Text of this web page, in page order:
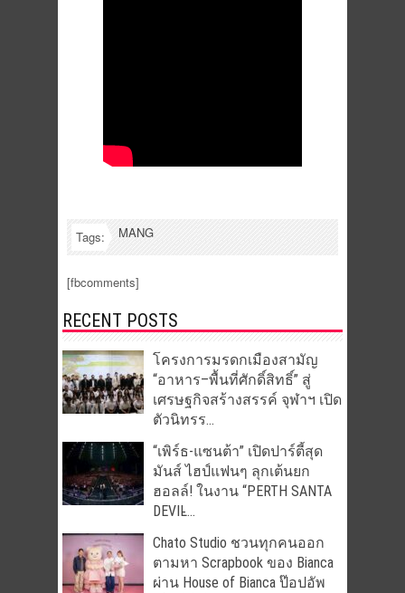
Tags: MANG
[fbcomments]
RECENT POSTS
โครงการมรดกเมืองสามัญ
“อาหาร–พื้นที่ศักดิ์สิทธิ์” สู่
เศรษฐกิจสร้างสรรค์ จุฬาฯ เปิด
ตัวนิทรร...
“เพิร์ธ-แซนต้า” เปิดปาร์ตี้สุด
มันส์ ไฮป์แฟนๆ ลุกเต้นยก
ฮอลล์! ในงาน “PERTH SANTA
DEVIL̵...
Chato Studio ชวนทุกคนออก
ตามหา Scrapbook ของ Bianca
ผ่าน House of Bianca ป๊อปอัพ